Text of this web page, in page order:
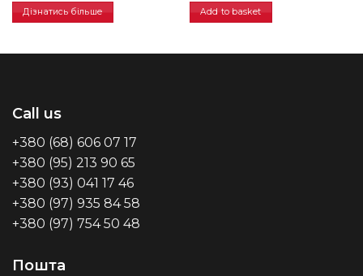
Дізнатись більше
5957,00
грн.
3631,00
грн.
Add to basket
Call us
+380 (68) 606 07 17
+380 (95) 213 90 65
+380 (93) 041 17 46
+380 (97) 935 84 58
+380 (97) 754 50 48
Пошта